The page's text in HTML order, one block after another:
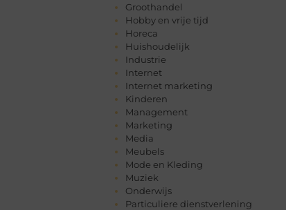
Groothandel
Hobby en vrije tijd
Horeca
Huishoudelijk
Industrie
Internet
Internet marketing
Kinderen
Management
Marketing
Media
Meubels
Mode en Kleding
Muziek
Onderwijs
Particuliere dienstverlening